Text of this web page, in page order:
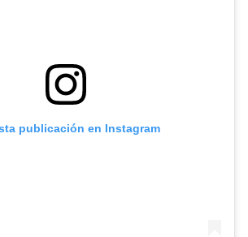
publicación en Instagram